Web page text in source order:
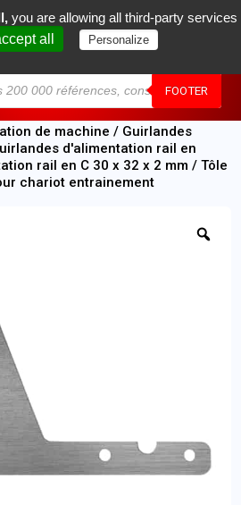
FOOTER
0
de machine / Guirlandes
d'alimentation rail en
rail en C 30 x 32 x 2 mm / Tôle
chariot entrainement
you are allowing all third-party services
all
Personalize